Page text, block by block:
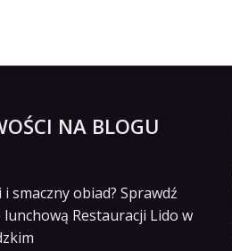
NA BLOGU
i smaczny obiad? Sprawdź
Restauracji Lido w